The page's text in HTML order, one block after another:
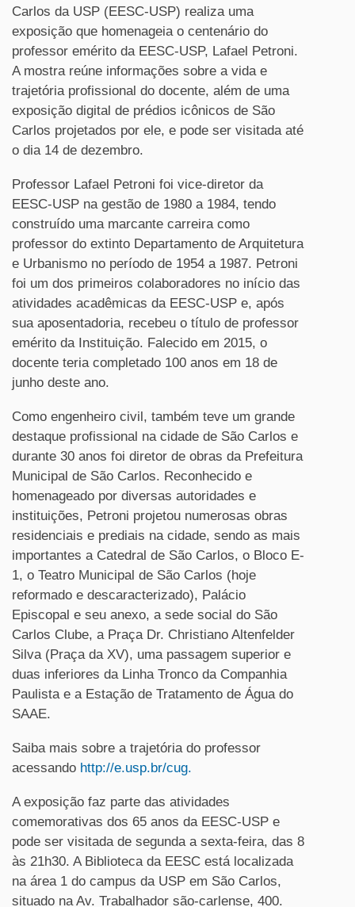
Carlos da USP (EESC-USP) realiza uma
exposição que homenageia o centenário do
professor emérito da EESC-USP, Lafael Petroni.
A mostra reúne informações sobre a vida e
trajetória profissional do docente, além de uma
exposição digital de prédios icônicos de São
Carlos projetados por ele, e pode ser visitada até
o dia 14 de dezembro.
Professor Lafael Petroni foi vice-diretor da
EESC-USP na gestão de 1980 a 1984, tendo
construído uma marcante carreira como
professor do extinto Departamento de Arquitetura
e Urbanismo no período de 1954 a 1987. Petroni
foi um dos primeiros colaboradores no início das
atividades acadêmicas da EESC-USP e, após
sua aposentadoria, recebeu o título de professor
emérito da Instituição. Falecido em 2015, o
docente teria completado 100 anos em 18 de
junho deste ano.
Como engenheiro civil, também teve um grande
destaque profissional na cidade de São Carlos e
durante 30 anos foi diretor de obras da Prefeitura
Municipal de São Carlos. Reconhecido e
homenageado por diversas autoridades e
instituições, Petroni projetou numerosas obras
residenciais e prediais na cidade, sendo as mais
importantes a Catedral de São Carlos, o Bloco E-
1, o Teatro Municipal de São Carlos (hoje
reformado e descaracterizado), Palácio
Episcopal e seu anexo, a sede social do São
Carlos Clube, a Praça Dr. Christiano Altenfelder
Silva (Praça da XV), uma passagem superior e
duas inferiores da Linha Tronco da Companhia
Paulista e a Estação de Tratamento de Água do
SAAE.
Saiba mais sobre a trajetória do professor
acessando http://e.usp.br/cug.
A exposição faz parte das atividades
comemorativas dos 65 anos da EESC-USP e
pode ser visitada de segunda a sexta-feira, das 8
às 21h30. A Biblioteca da EESC está localizada
na área 1 do campus da USP em São Carlos,
situado na Av. Trabalhador são-carlense, 400.